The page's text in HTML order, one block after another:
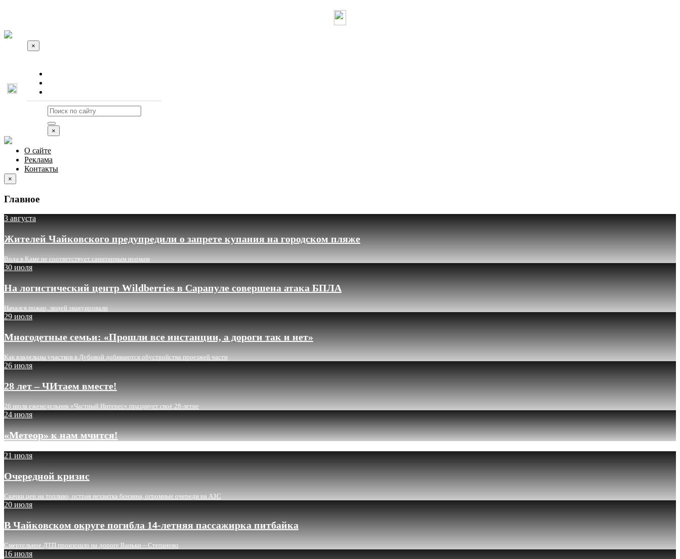
×
×
О сайте
Реклама
Контакты
×
Главное
3 августа
Жителей Чайковского предупредили о запрете купания на городском пляже
Вода в Каме не соответствует санитарным нормам
30 июля
На логистический центр Wildberries в Сарапуле совершена атака БПЛА
Начался пожар, людей эвакуировали
29 июля
Многодетные семьи: «Прошли все инстанции, а дороги так и нет»
Как владельцы участков в Дубовой добиваются обустройства проезжей части
26 июля
28 лет – ЧИтаем вместе!
26 июля еженедельник «Частный Интерес» празднует своё 28-летие
24 июля
«Метеор» к нам мчится!
21 июля
Очередной кризис
Скачки цен на топливо, острая нехватка бензина, огромные очереди на АЗС
20 июля
В Чайковском округе погибла 14-летняя пассажирка питбайка
Смертельное ДТП произошло на дороге Ваньки – Степаново
16 июля